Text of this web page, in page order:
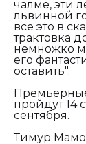
чалме, эти
львинной
все это в
трактовка
немножко
его
оставить".
пройдут 14
сентября.
Тимур